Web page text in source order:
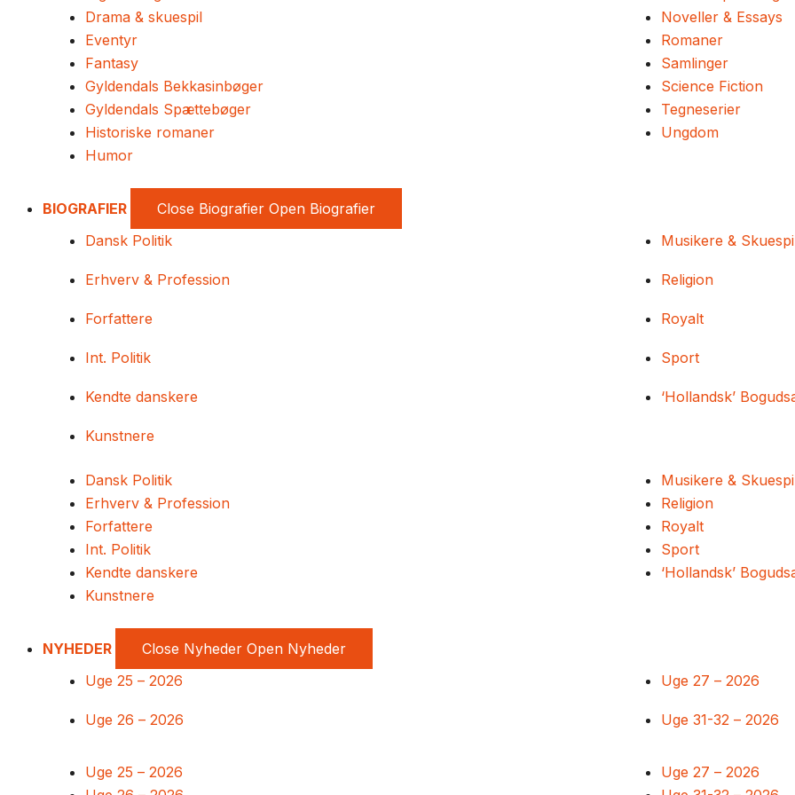
Drama & skuespil
Eventyr
Fantasy
Gyldendals Bekkasinbøger
Gyldendals Spættebøger
Historiske romaner
Humor
Noveller & Essays
Romaner
Samlinger
Science Fiction
Tegneserier
Ungdom
BIOGRAFIER Close Biografier Open Biografier
Dansk Politik
Erhverv & Profession
Forfattere
Int. Politik
Kendte danskere
Kunstnere
Musikere &
Religion
Royalt
Sport
‘Hollandsk’
Dansk Politik
Erhverv & Profession
Forfattere
Int. Politik
Kendte danskere
Kunstnere
Musikere &
Religion
Royalt
Sport
‘Hollandsk’
NYHEDER Close Nyheder Open Nyheder
Uge 25 – 2026
Uge 26 – 2026
Uge 27 – 2026
Uge 31-32 – 2026
Uge 25 – 2026
Uge 27 – 2026